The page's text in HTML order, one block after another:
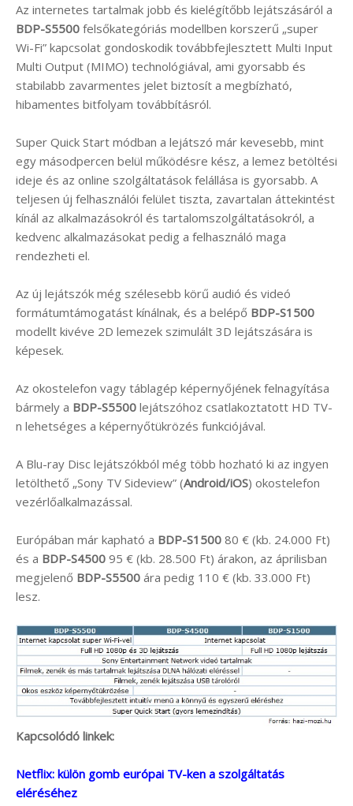
Az internetes tartalmak jobb és kielégítőbb lejátszásáról a
BDP-S5500 felsőkategóriás modellben korszerű „super
Wi-Fi” kapcsolat gondoskodik továbbfejlesztett Multi Input
Multi Output (MIMO) technológiával, ami gyorsabb és
stabilabb zavarmentes jelet biztosít a megbízható,
hibamentes bitfolyam továbbításról.
Super Quick Start módban a lejátszó már kevesebb, mint
egy másodpercen belül működésre kész, a lemez betöltési
ideje és az online szolgáltatások felállása is gyorsabb. A
teljesen új felhasználói felület tiszta, zavartalan áttekintést
kínál az alkalmazásokról és tartalomszolgáltatásokról, a
kedvenc alkalmazásokat pedig a felhasználó maga
rendezheti el.
Az új lejátszók még szélesebb körű audió és videó
formátumtámogatást kínálnak, és a belépő BDP-S1500
modellt kivéve 2D lemezek szimulált 3D lejátszására is
képesek.
Az okostelefon vagy táblagép képernyőjének felnagyítása
bármely a BDP-S5500 lejátszóhoz csatlakoztatott HD TV-
n lehetséges a képernyőtükrözés funkciójával.
A Blu-ray Disc lejátszókból még több hozható ki az ingyen
letölthető „Sony TV Sideview” (Android/iOS) okostelefon
vezérlőalkalmazással.
Európában már kapható a BDP-S1500 80 € (kb. 24.000 Ft)
és a BDP-S4500 95 € (kb. 28.500 Ft) árakon, az áprilisban
megjelenő BDP-S5500 ára pedig 110 € (kb. 33.000 Ft)
lesz.
Kapcsolódó linkek:
Netflix: külön gomb európai TV-ken a szolgáltatás
eléréséhez